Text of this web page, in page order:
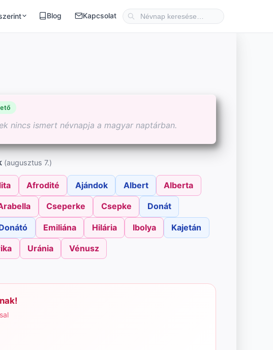
Blog Kapcsolat
nincs ismert névnapja a magyar naptárban.
(augusztus 7.)
Afrodité Ajándok Albert Alberta
Cseperke Csepke Donát
Emiliána Hilária Ibolya Kajetán
Uránia Vénusz